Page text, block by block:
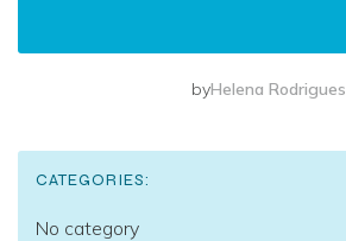
byHelena Rodrigues
CATEGORIES:
No category